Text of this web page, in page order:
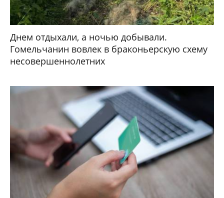
Днем отдыхали, а ночью добывали.
Гомельчанин вовлек в браконьерскую схему
несовершеннолетних